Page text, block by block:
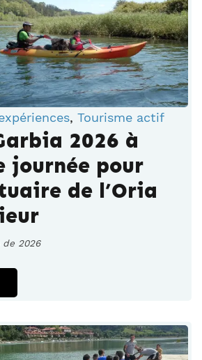
, Tourisme actif
2026 à
journée pour
de l’Oria
de 2026